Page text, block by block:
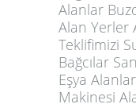
Alanlar
Alan Yerler
Teklifimizi
Bağcılar
Eşya
Makinesi